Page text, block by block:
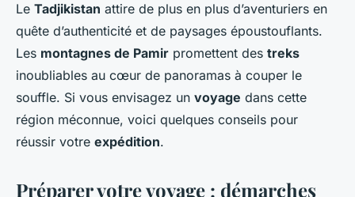
Le Tadjikistan attire de plus en plus d’aventuriers en
quête d’authenticité et de paysages époustouflants.
Les montagnes de Pamir promettent des treks
inoubliables au cœur de panoramas à couper le
souffle. Si vous envisagez un voyage dans cette
région méconnue, voici quelques conseils pour
réussir votre expédition.
Préparer votre voyage : démarches